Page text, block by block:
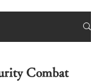
Combat